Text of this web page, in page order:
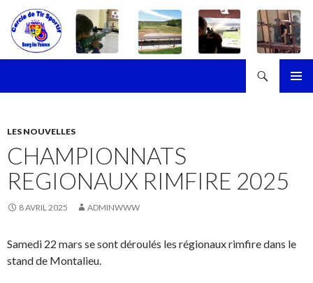
LES NOUVELLES
CHAMPIONNATS
REGIONAUX RIMFIRE 2025
8 AVRIL 2025 ADMINWWW
Samedi 22 mars se sont déroulés les régionaux rimfire dans le
stand de Montalieu.